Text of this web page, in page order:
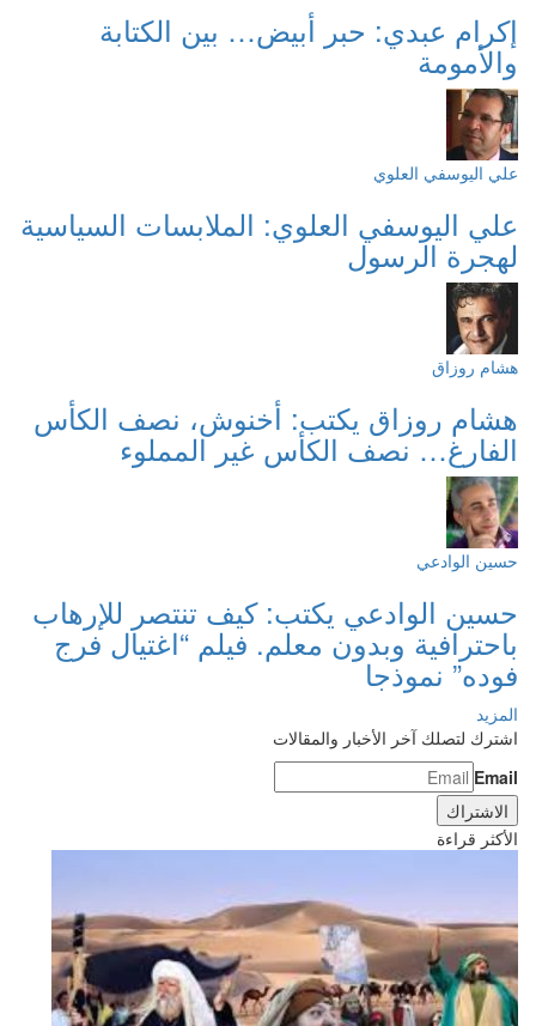
إكرام عبدي: حبر أبيض… بين الكتابة
والأمومة
علي اليوسفي العلوي
علي اليوسفي العلوي: الملابسات السياسية
لهجرة الرسول
هشام روزاق
هشام روزاق يكتب: أخنوش، نصف الكأس
الفارغ… نصف الكأس غير المملوء
حسين الوادعي
حسين الوادعي يكتب: كيف تنتصر للإرهاب
باحترافية وبدون معلم. فيلم “اغتيال فرج
فوده” نموذجا
المزيد
اشترك لتصلك آخر الأخبار والمقالات
Email
الأكثر قراءة